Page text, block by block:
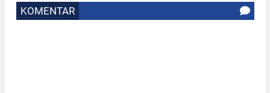
KOMENTAR